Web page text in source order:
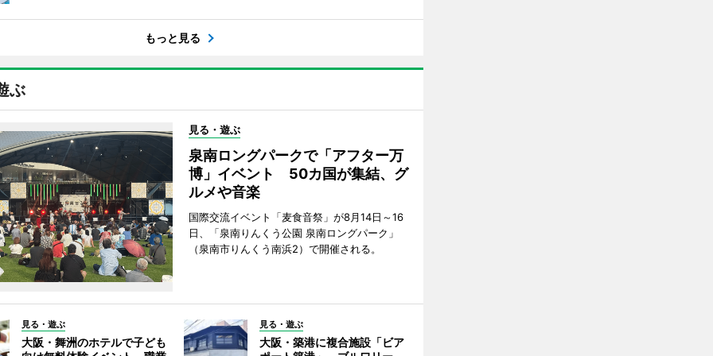
もっと見る
ぶ
見る・遊ぶ
泉南ロングパークで「アフター万
博」イベント 50カ国が集結、グ
ルメや音楽
国際交流イベント「麦食音祭」が8月14日～16
日、「泉南りんくう公園 泉南ロングパーク」
（泉南市りんくう南浜2）で開催される。
見る・遊ぶ
大阪・舞洲のホテルで子ども
見る・遊ぶ
大阪・築港に複合施設「ビア